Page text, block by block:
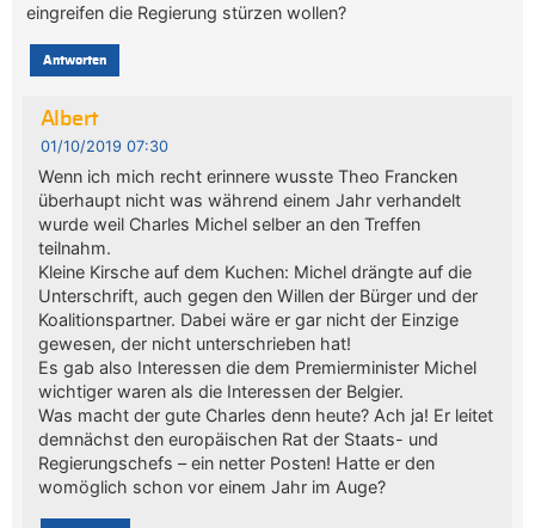
eingreifen die Regierung stürzen wollen?
Antworten
Albert
01/10/2019 07:30
Wenn ich mich recht erinnere wusste Theo Francken
überhaupt nicht was während einem Jahr verhandelt
wurde weil Charles Michel selber an den Treffen
teilnahm.
Kleine Kirsche auf dem Kuchen: Michel drängte auf die
Unterschrift, auch gegen den Willen der Bürger und der
Koalitionspartner. Dabei wäre er gar nicht der Einzige
gewesen, der nicht unterschrieben hat!
Es gab also Interessen die dem Premierminister Michel
wichtiger waren als die Interessen der Belgier.
Was macht der gute Charles denn heute? Ach ja! Er leitet
demnächst den europäischen Rat der Staats- und
Regierungschefs – ein netter Posten! Hatte er den
womöglich schon vor einem Jahr im Auge?